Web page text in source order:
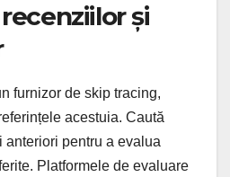
și
furnizor de skip tracing,
acestuia. Caută
pentru a evalua
Platformele de evaluare